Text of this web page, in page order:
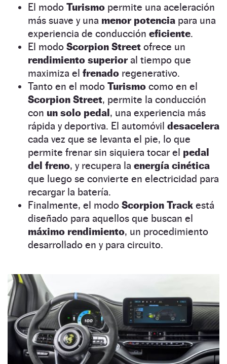
El modo Turismo permite una aceleración
más suave y una menor potencia para una
experiencia de conducción eficiente.
El modo Scorpion Street ofrece un
rendimiento superioral tiempo que
maximiza el frenado regenerativo.
Tanto en el modo Turismo como en el
Scorpion Street, permite la conducción
con un solo pedal, una experiencia más
rápida y deportiva. El automóvil desacelera
cada vez que se levanta el pie, lo que
permite frenar sin siquiera tocar el pedal
del freno, y recupera la energía cinética
que luego se convierte en electricidad para
recargar la batería.
Finalmente, el modo Scorpion Track está
diseñado para aquellos que buscan el
máximo rendimiento, un procedimiento
desarrollado en y para circuito.